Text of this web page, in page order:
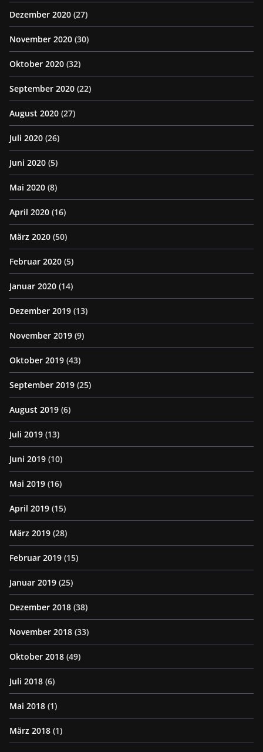
Dezember 2020 (27)
November 2020 (30)
Oktober 2020 (32)
September 2020 (22)
August 2020 (27)
Juli 2020 (26)
Juni 2020 (5)
Mai 2020 (8)
April 2020 (16)
März 2020 (50)
Februar 2020 (5)
Januar 2020 (14)
Dezember 2019 (13)
November 2019 (9)
Oktober 2019 (43)
September 2019 (25)
August 2019 (6)
Juli 2019 (13)
Juni 2019 (10)
Mai 2019 (16)
April 2019 (15)
März 2019 (28)
Februar 2019 (15)
Januar 2019 (25)
Dezember 2018 (38)
November 2018 (33)
Oktober 2018 (49)
Juli 2018 (6)
Mai 2018 (1)
März 2018 (1)